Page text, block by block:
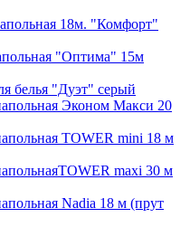
18м. "Комфорт"
"Оптима" 15м
белья "Дуэт" серый
Эконом Макси 20
TOWER mini 18 м
maxi 30 м
Nadia 18 м (прут